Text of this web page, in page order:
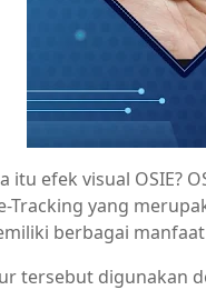
itu efek visual OSIE?
Tracking yang
berbagai
tersebut digunakan